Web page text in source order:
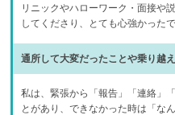
リニックやハローワーク・面接や
してくださり、とても心強かったで
通所して大変だったことや乗り越
私は、緊張から「報告」「連絡」
とがあり、できなかった時は「な